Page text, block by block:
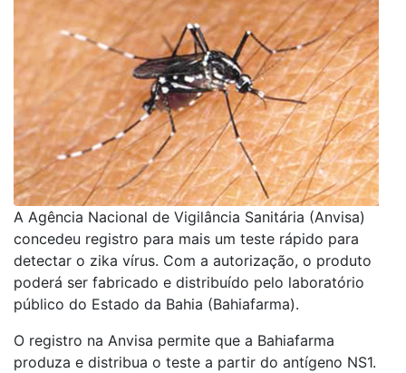
A Agência Nacional de Vigilância Sanitária (Anvisa)
concedeu registro para mais um teste rápido para
detectar o zika vírus. Com a autorização, o produto
poderá ser fabricado e distribuído pelo laboratório
público do Estado da Bahia (Bahiafarma).
O registro na Anvisa permite que a Bahiafarma
produza e distribua o teste a partir do antígeno NS1.